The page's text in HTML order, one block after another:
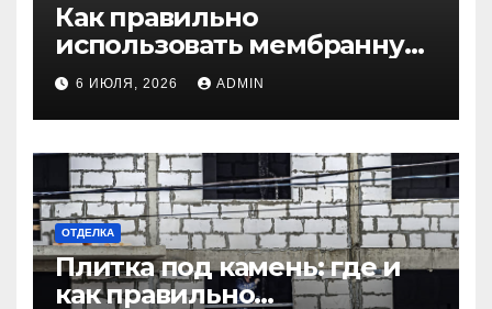
Как правильно
использовать мембранную
плёнку для
гидроизоляции крыши
дома
6 ИЮЛЯ, 2026 ADMIN
ОТДЕЛКА
Плитка под камень: где и
как правильно